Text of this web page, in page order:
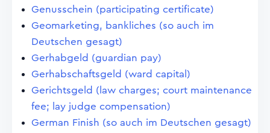
Genusschein (participating certificate)
Geomarketing, bankliches (so auch im
Deutschen gesagt)
Gerhabgeld (guardian pay)
Gerhabschaftsgeld (ward capital)
Gerichtsgeld (law charges; court maintenance
fee; lay judge compensation)
German Finish (so auch im Deutschen gesagt)